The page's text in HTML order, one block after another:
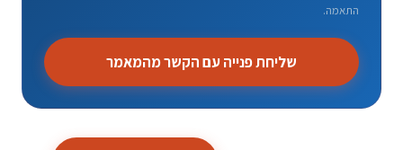
התאמה.
שליחת פנייה עם הקשר מהמאמר